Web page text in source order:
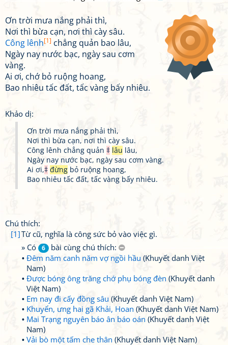
Ơn trời mưa nắng phải thì,
Nơi thì bừa cạn, nơi thì cày sâu.
Công lênh[1] chẳng quản bao lâu,
Ngày nay nước bạc, ngày sau cơm
vàng.
Ai ơi, chớ bỏ ruộng hoang,
Bao nhiêu tấc đất, tấc vàng bấy nhiêu.
Khảo dị:
Ơn trời mưa nắng phải thì,
Nơi thì bừa cạn, nơi thì cày sâu.
Công lênh chẳng quản ‡ lâu lâu,
Ngày nay nước bạc, ngày sau cơm vàng.
Ai ơi,‡ đừng bỏ ruộng hoang,
Bao nhiêu tấc đất, tấc vàng bấy nhiêu.
Chú thích:
[1]Từ cũ, nghĩa là công sức bỏ vào việc gì.
» Có
6
bài cùng chú thích:
Đêm năm canh năm vợ ngồi hầu (Khuyết danh Việt
Nam)
Được bóng ông trăng chớ phụ bóng đèn (Khuyết danh
Việt Nam)
Em nay đi cấy đồng sâu (Khuyết danh Việt Nam)
Khuyển, ưng hai gã Khải, Hoan (Khuyết danh Việt Nam)
Mai Trạng nguyên báo ân báo oán (Khuyết danh Việt
Nam)
Vải bò một tấm che thân (Khuyết danh Việt Nam)